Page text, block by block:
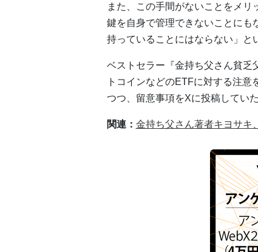
また、この手間がないことをメ
鍵を自身で管理できないことにも
持っていることにはならない」と
ベストセラー『金持ち父さん貧乏
トコインなどのETFに対する注
つつ、留意事項をXに投稿していた
関連： 金持ち父さん著者キヨサキ